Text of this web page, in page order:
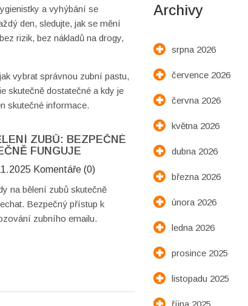
a vyhýbání se
den, sledujte, jak se mění
rizik, bez nákladů na drogy,
vybrat správnou zubní pastu,
skutečně dostatečné a kdy je
skutečné informace.
ZUBŮ: BEZPEČNÉ
FUNGUJE
Komentáře (0)
na bělení zubů skutečně
Bezpečný přístup k
zubního emailu.
Archivy
srpna 2026
července 2026
června 2026
května 2026
dubna 2026
března 2026
února 2026
ledna 2026
prosince 2025
listopadu 2025
října 2025